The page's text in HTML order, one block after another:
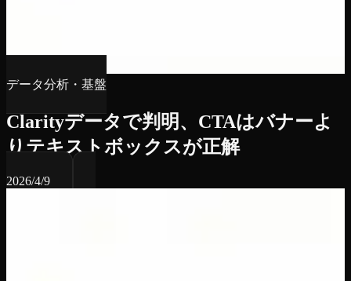
データ分析・基盤
Clarityデータで判明、CTAはバナーよ
りテキストボックスが正解
2026/4/9